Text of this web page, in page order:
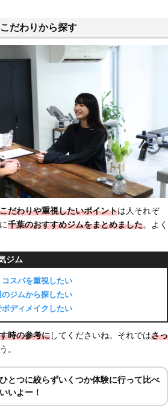
だわりから探す
だわりや重視したいポイントは人それぞ
千葉のおすすめジムをまとめました。よく
ジム
スパを重視したい
ジムから探したい
ディメイクしたい
時の参考にしてくださいね。それではさっ
。
とつに絞らずいくつか体験に行って比べ
いよー！